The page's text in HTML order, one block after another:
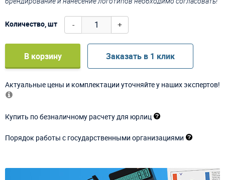
Количество, шт - +
В корзину Заказать в 1 клик
Актуальные цены и комплектации уточняйте у наших экспертов!
Купить по безналичному расчету для юрлиц
Порядок работы с государственными организациями